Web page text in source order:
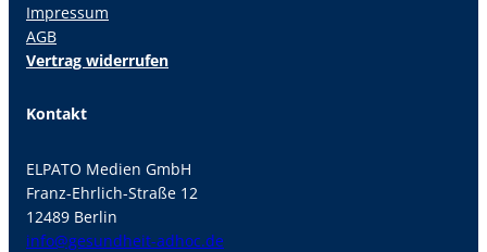
Impressum
AGB
Vertrag widerrufen
Kontakt
ELPATO Medien GmbH
Franz-Ehrlich-Straße 12
12489 Berlin
info@gesundheit-adhoc.de